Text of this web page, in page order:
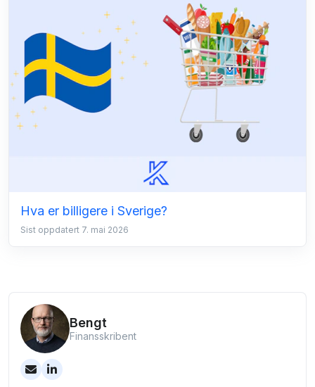
Hva er billigere i Sverige?
Sist oppdatert 7. mai 2026
Bengt
Finansskribent